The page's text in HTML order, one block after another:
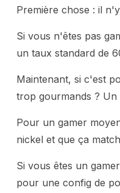
Première chose : il
Si vous n'êtes pas
un taux standard de
Maintenant, si c'est
trop gourmands ?
Pour un gamer
nickel et que ça
Si vous êtes un
pour une config de